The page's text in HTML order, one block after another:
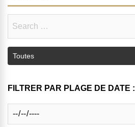
FILTRER PAR PLAGE DE DATE :